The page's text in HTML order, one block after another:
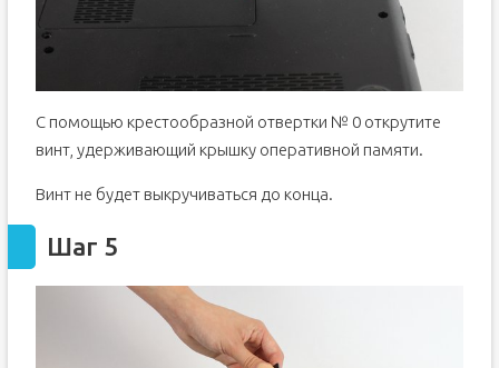
С помощью крестообразной отвертки № 0 открутите
винт, удерживающий крышку оперативной памяти.
Винт не будет выкручиваться до конца.
Шаг 5